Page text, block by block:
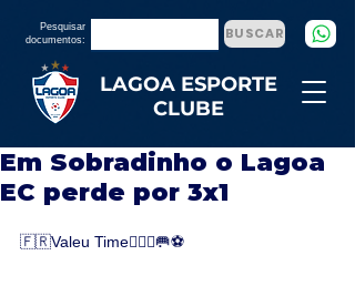
LAGOA ESPORTE
CLUBE
Pesquisar
documentos:
BUSCAR
Em Sobradinho o Lagoa
EC perde por 3x1
🇫🇷Valeu Time🙋🏻‍♂️🥅⚽